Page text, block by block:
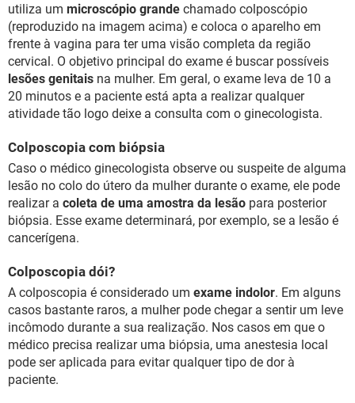
utiliza um microscópio grande chamado colposcópio
(reproduzido na imagem acima) e coloca o aparelho em
frente à vagina para ter uma visão completa da região
cervical. O objetivo principal do exame é buscar possíveis
lesões genitais na mulher. Em geral, o exame leva de 10 a
20 minutos e a paciente está apta a realizar qualquer
atividade tão logo deixe a consulta com o ginecologista.
Colposcopia com biópsia
Caso o médico ginecologista observe ou suspeite de alguma
lesão no colo do útero da mulher durante o exame, ele pode
realizar a coleta de uma amostra da lesão para posterior
biópsia. Esse exame determinará, por exemplo, se a lesão é
cancerígena.
Colposcopia dói?
A colposcopia é considerado um exame indolor. Em alguns
casos bastante raros, a mulher pode chegar a sentir um leve
incômodo durante a sua realização. Nos casos em que o
médico precisa realizar uma biópsia, uma anestesia local
pode ser aplicada para evitar qualquer tipo de dor à
paciente.